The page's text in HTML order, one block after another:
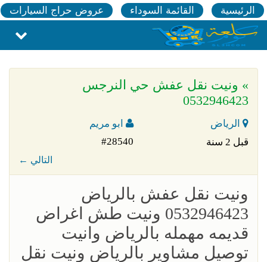
الرئيسية القائمة السوداء عروض حراج السيارات
» ونيت نقل عفش حي النرجس
0532946423
الرياض
ابو مريم
قبل 2 سنة
#28540
← التالي
ونيت نقل عفش بالرياض
0532946423 ونيت طش اغراض
قديمه مهمله بالرياض وانيت
توصيل مشاوير بالرياض ونيت نقل